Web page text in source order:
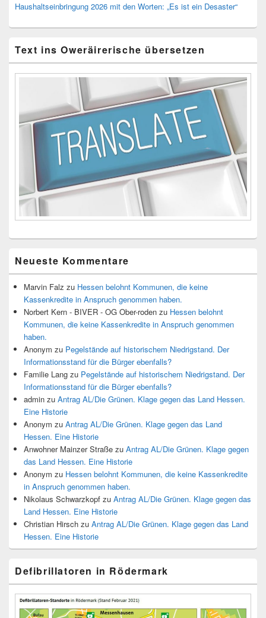
Haushaltseinbringung 2026 mit den Worten: „Es ist ein Desaster“
Text ins Oweräirerische übersetzen
Neueste Kommentare
Marvin Falz zu Hessen belohnt Kommunen, die keine
Kassenkredite in Anspruch genommen haben.
Norbert Kern - BIVER - OG Ober-roden zu Hessen belohnt
Kommunen, die keine Kassenkredite in Anspruch genommen
haben.
Anonym zu Pegelstände auf historischem Niedrigstand. Der
Informationsstand für die Bürger ebenfalls?
Familie Lang zu Pegelstände auf historischem Niedrigstand. Der
Informationsstand für die Bürger ebenfalls?
admin zu Antrag AL/Die Grünen. Klage gegen das Land Hessen.
Eine Historie
Anonym zu Antrag AL/Die Grünen. Klage gegen das Land
Hessen. Eine Historie
Anwohner Mainzer Straße zu Antrag AL/Die Grünen. Klage gegen
das Land Hessen. Eine Historie
Anonym zu Hessen belohnt Kommunen, die keine Kassenkredite
in Anspruch genommen haben.
Nikolaus Schwarzkopf zu Antrag AL/Die Grünen. Klage gegen das
Land Hessen. Eine Historie
Christian Hirsch zu Antrag AL/Die Grünen. Klage gegen das Land
Hessen. Eine Historie
Defibrillatoren in Rödermark